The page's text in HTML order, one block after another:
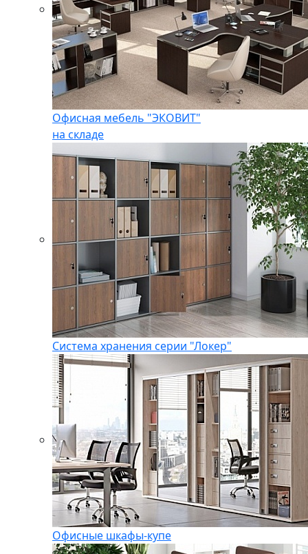
Офисная мебель "ЭКОВИТ"
на складе
Система хранения серии "Локер"
Офисные шкафы-купе